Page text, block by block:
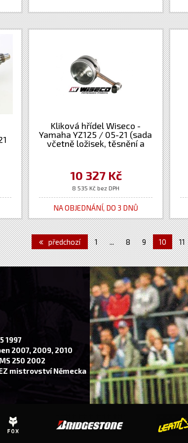
Kliková hřídel Wiseco -
Yamaha YZ125 / 05-21 (sada
včetně ložisek, těsnění a
10 327 Kč
8 535 Kč bez DPH
NA OBJEDNÁNÍ, DO 3 DNŮ
předchozí 1 ... 8 9 10 11
1997
2007, 2009, 2010
250 2002
mistrovství Německa